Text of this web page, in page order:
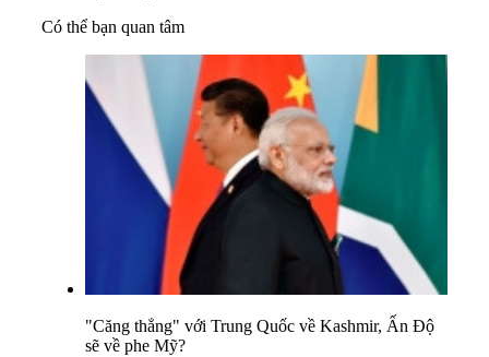
Có thể bạn quan tâm
"Căng thẳng" với Trung Quốc về Kashmir, Ấn Độ
sẽ về phe Mỹ?